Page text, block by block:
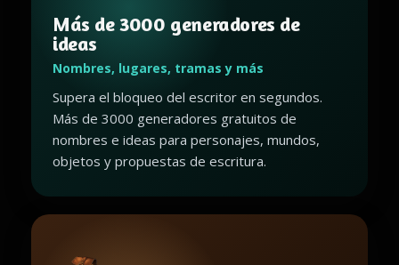
Más de 3000 generadores de
ideas
Nombres, lugares, tramas y más
Supera el bloqueo del escritor en segundos.
Más de 3000 generadores gratuitos de
nombres e ideas para personajes, mundos,
objetos y propuestas de escritura.